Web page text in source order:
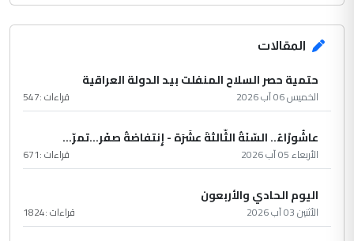
المقالات
حتمية حصر السلاح المنفلت بيد الدولة العراقية
الخميس 06 آب 2026 قراءات :547
عاشُورْاءُ.. السّنَةُ الثّالثةَ عشَرَة - إِنتفاضةُ صفَر…تمرّ...
الأربعاء 05 آب 2026 قراءات :671
اليوم الحادي والأربعون
الأثنين 03 آب 2026 قراءات :1824